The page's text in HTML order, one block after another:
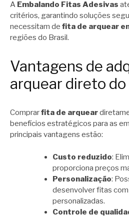
A Embalando Fitas Adesivas
critérios, garantindo soluções
necessitam de fita de arquear
regiões do Brasil.
Vantagens de
arquear direto
Comprarfita de arquear
benefícios estratégicos para as
principais vantagens estão:
Custo reduzido:
proporciona preços
Personalização:
desenvolver fitas
personalizadas.
Controle de